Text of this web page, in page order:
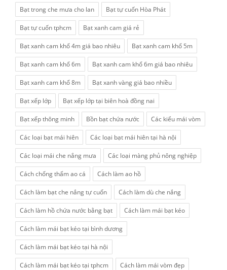
Bạt trong che mưa cho lan Bạt tự cuốn Hòa Phát
Bạt tự cuốn tphcm Bạt xanh cam giá rẻ
Bạt xanh cam khổ 4m giá bao nhiêu Bạt xanh cam khổ 5m
Bạt xanh cam khổ 6m Bạt xanh cam khổ 6m giá bao nhiêu
Bạt xanh cam khổ 8m Bạt xanh vàng giá bao nhiều
Bạt xếp lớp Bạt xếp lớp tại biên hoà đồng nai
Bạt xếp thông minh Bồn bạt chứa nước Các kiểu mái vòm
Các loại bạt mái hiên Các loại bạt mái hiên tại hà nội
Các loại mái che nắng mưa Các loại màng phủ nông nghiệp
Cách chống thấm ao cá Cách làm ao hồ
Cách làm bạt che nắng tự cuốn Cách làm dù che nắng
Cách làm hồ chứa nước bằng bạt Cách làm mái bạt kéo
Cách làm mái bạt kéo tại bình dương
Cách làm mái bạt kéo tại hà nội
Cách làm mái bạt kéo tại tphcm Cách làm mái vòm đẹp